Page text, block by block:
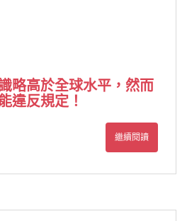
略高於全球水平， 然而
違反規定！
繼續閱讀